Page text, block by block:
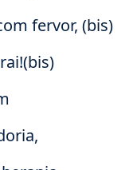
fervor, (bis)